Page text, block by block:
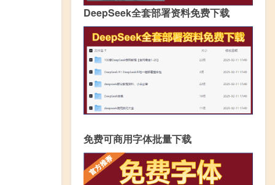
DeepSeek全套部署资料免费下载
免费可商用字体批量下载